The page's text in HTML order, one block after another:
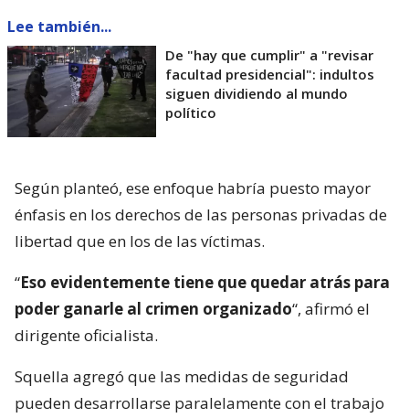
Lee también...
De "hay que cumplir" a "revisar
facultad presidencial": indultos
siguen dividiendo al mundo
político
Según planteó, ese enfoque habría puesto mayor
énfasis en los derechos de las personas privadas de
libertad que en los de las víctimas.
“Eso evidentemente tiene que quedar atrás para
poder ganarle al crimen organizado“, afirmó el
dirigente oficialista.
Squella agregó que las medidas de seguridad
pueden desarrollarse paralelamente con el trabajo